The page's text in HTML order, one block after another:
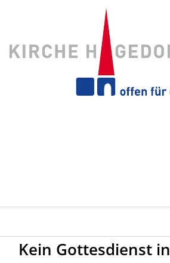
Kein Gottesdienst in